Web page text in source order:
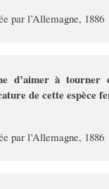
par l’Allemagne, 1886
d’aimer à tourner
de cette espèce
par l’Allemagne, 1886